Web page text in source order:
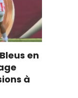
en
à